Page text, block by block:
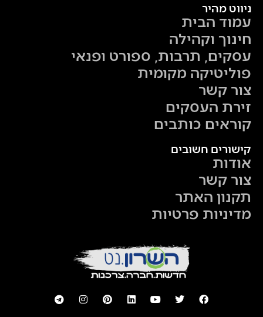
ניווט מהיר
עמוד הבית
חינוך וקהילה
עסקים, תרבות, ספורט ופנאי
פוליטיקה מקומית
צור קשר
זירת העסקים
קוראים כותבים
קישורים חשובים
אודות
צור קשר
תקנון האתר
מדיניות פרטיות